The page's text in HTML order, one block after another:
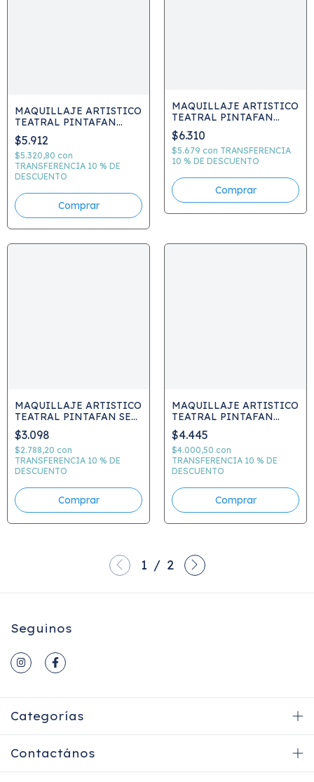
MAQUILLAJE ARTISTICO
TEATRAL PINTAFAN
MASTIC ADHESIVO PARA
EL CUERPO 16 GRS. C776
$5.912
$5.320,80 con
TRANSFERENCIA 10 % DE
DESCUENTO
MAQUILLAJE ARTISTICO
TEATRAL PINTAFAN
FIJADOR UNIVERSAL 115
ML SPRAY C777
$6.310
$5.679 con TRANSFERENCIA
10 % DE DESCUENTO
MAQUILLAJE ARTISTICO
TEATRAL PINTAFAN SET
BARRA 2 UNID 4 GRS
ARGENTINA C794
$3.098
$2.788,20 con
TRANSFERENCIA 10 % DE
DESCUENTO
MAQUILLAJE ARTISTICO
TEATRAL PINTAFAN
CREMA POMO
FOSFORESCENTE 10grs
BILLA EN LA
OSCURIDAD
$4.445
$4.000,50 con
TRANSFERENCIA 10 % DE
DESCUENTO
1 / 2
Seguinos
Categorías
Contactános